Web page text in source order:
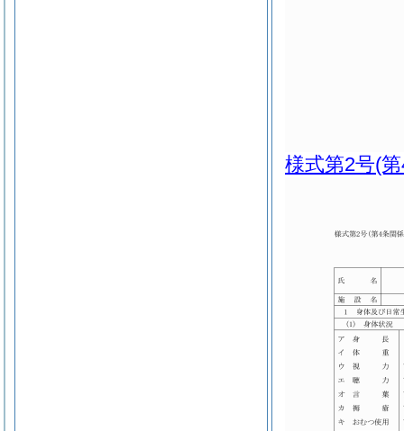
様式第2号(